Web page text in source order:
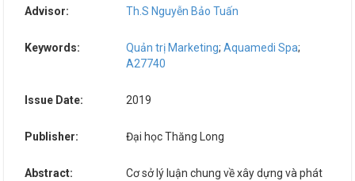
Advisor: Th.S Nguyễn Bảo Tuấn
Keywords: Quản trị Marketing; Aquamedi Spa;
A27740
Issue Date: 2019
Publisher: Đại học Thăng Long
Abstract:
Cơ sở lý luận chung về xây dựng và phát